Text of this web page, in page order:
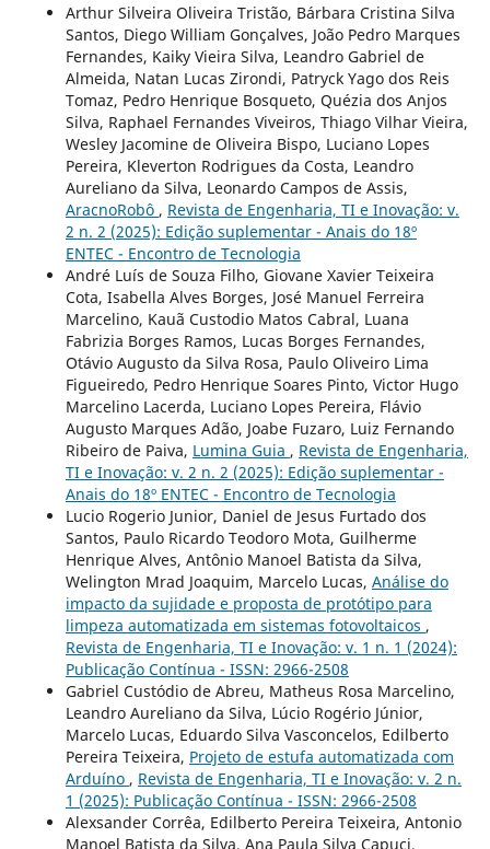
Arthur Silveira Oliveira Tristão, Bárbara Cristina Silva
Santos, Diego William Gonçalves, João Pedro Marques
Fernandes, Kaiky Vieira Silva, Leandro Gabriel de
Almeida, Natan Lucas Zirondi, Patryck Yago dos Reis
Tomaz, Pedro Henrique Bosqueto, Quézia dos Anjos
Silva, Raphael Fernandes Viveiros, Thiago Vilhar Vieira,
Wesley Jacomine de Oliveira Bispo, Luciano Lopes
Pereira, Kleverton Rodrigues da Costa, Leandro
Aureliano da Silva, Leonardo Campos de Assis,
AracnoRobô , Revista de Engenharia, TI e Inovação: v.
2 n. 2 (2025): Edição suplementar - Anais do 18º
ENTEC - Encontro de Tecnologia
André Luís de Souza Filho, Giovane Xavier Teixeira
Cota, Isabella Alves Borges, José Manuel Ferreira
Marcelino, Kauã Custodio Matos Cabral, Luana
Fabrizia Borges Ramos, Lucas Borges Fernandes,
Otávio Augusto da Silva Rosa, Paulo Oliveiro Lima
Figueiredo, Pedro Henrique Soares Pinto, Victor Hugo
Marcelino Lacerda, Luciano Lopes Pereira, Flávio
Augusto Marques Adão, Joabe Fuzaro, Luiz Fernando
Ribeiro de Paiva, Lumina Guia , Revista de Engenharia,
TI e Inovação: v. 2 n. 2 (2025): Edição suplementar -
Anais do 18º ENTEC - Encontro de Tecnologia
Lucio Rogerio Junior, Daniel de Jesus Furtado dos
Santos, Paulo Ricardo Teodoro Mota, Guilherme
Henrique Alves, Antônio Manoel Batista da Silva,
Welington Mrad Joaquim, Marcelo Lucas, Análise do
impacto da sujidade e proposta de protótipo para
limpeza automatizada em sistemas fotovoltaicos ,
Revista de Engenharia, TI e Inovação: v. 1 n. 1 (2024):
Publicação Contínua - ISSN: 2966-2508
Gabriel Custódio de Abreu, Matheus Rosa Marcelino,
Leandro Aureliano da Silva, Lúcio Rogério Júnior,
Marcelo Lucas, Eduardo Silva Vasconcelos, Edilberto
Pereira Teixeira, Projeto de estufa automatizada com
Arduíno , Revista de Engenharia, TI e Inovação: v. 2 n.
1 (2025): Publicação Contínua - ISSN: 2966-2508
Alexsander Corrêa, Edilberto Pereira Teixeira, Antonio
Manoel Batista da Silva, Ana Paula Silva Capuci,